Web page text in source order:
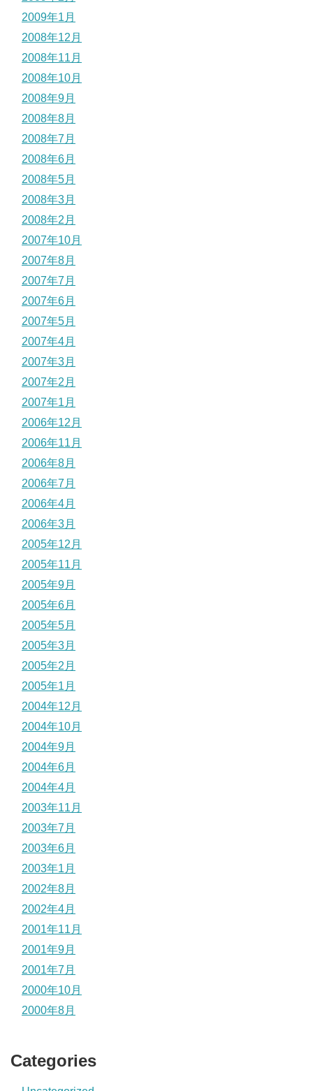
2009年1月
2008年12月
2008年11月
2008年10月
2008年9月
2008年8月
2008年7月
2008年6月
2008年5月
2008年3月
2008年2月
2007年10月
2007年8月
2007年7月
2007年6月
2007年5月
2007年4月
2007年3月
2007年2月
2007年1月
2006年12月
2006年11月
2006年8月
2006年7月
2006年4月
2006年3月
2005年12月
2005年11月
2005年9月
2005年6月
2005年5月
2005年3月
2005年2月
2005年1月
2004年12月
2004年10月
2004年9月
2004年6月
2004年4月
2003年11月
2003年7月
2003年6月
2003年1月
2002年8月
2002年4月
2001年11月
2001年9月
2001年7月
2000年10月
2000年8月
Categories